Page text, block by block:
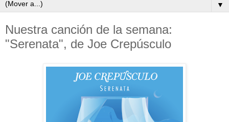
▼
Nuestra canción de la semana:
"Serenata", de Joe Crepúsculo